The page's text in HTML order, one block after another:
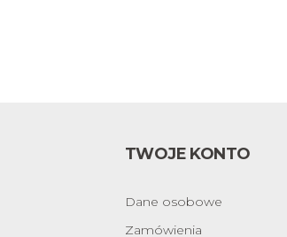
TWOJE KONTO
Dane osobowe
Zamówienia